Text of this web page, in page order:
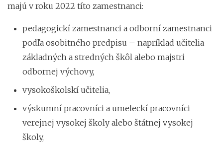
majú v roku 2022 títo zamestnanci:
pedagogickí zamestnanci a odborní zamestnanci
podľa osobitného predpisu – napríklad učitelia
základných a stredných škôl alebo majstri
odbornej výchovy,
vysokoškolskí učitelia,
výskumní pracovníci a umeleckí pracovníci
verejnej vysokej školy alebo štátnej vysokej
školy,